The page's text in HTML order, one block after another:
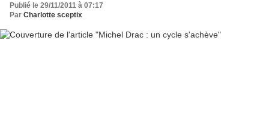
Publié le 29/11/2011 à 07:17
Par Charlotte sceptix